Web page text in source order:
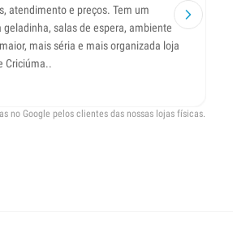
atendimento e preços. Tem um
salas de espera, ambiente
mais séria e mais organizada loja
Criciúma..
no Google pelos clientes das nossas lojas físicas.